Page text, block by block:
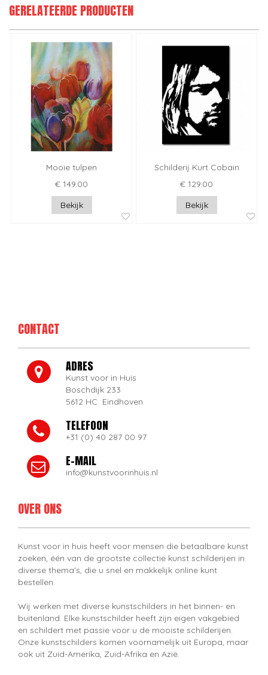
GERELATEERDE PRODUCTEN
Mooie tulpen
€ 149.00
Bekijk
Schilderij Kurt Cobain
€ 129.00
Bekijk
CONTACT
ADRES
Kunst voor in Huis
Boschdijk 233
5612 HC Eindhoven
TELEFOON
+31 (0) 40 287 00 97
E-MAIL
info@kunstvoorinhuis.nl
OVER ONS
Kunst voor in huis heeft voor mensen die betaalbare kunst
zoeken, één van de grootste collectie kunst schilderijen in
diverse thema's, die u snel en makkelijk online kunt
bestellen.
Wij werken met diverse kunstschilders in het binnen- en
buitenland. Elke kunstschilder heeft zijn eigen vakgebied
en schildert met passie voor u de mooiste schilderijen.
Onze kunstschilders komen voornamelijk uit Europa, maar
ook uit Zuid-Amerika, Zuid-Afrika en Azië.